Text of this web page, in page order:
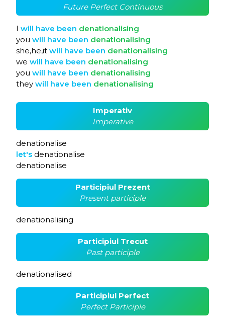
Future Perfect Continuous
I will have been denationalising
you will have been denationalising
she,he,it will have been denationalising
we will have been denationalising
you will have been denationalising
they will have been denationalising
Imperativ
Imperative
denationalise
let's denationalise
denationalise
Participiul Prezent
Present participle
denationalising
Participiul Trecut
Past participle
denationalised
Participiul Perfect
Perfect Participle